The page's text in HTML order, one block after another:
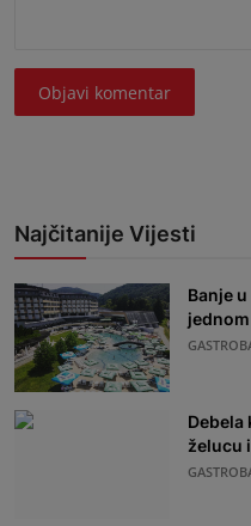
Objavi komentar
Najčitanije Vijesti
Banje
jednom
Debela
želucu